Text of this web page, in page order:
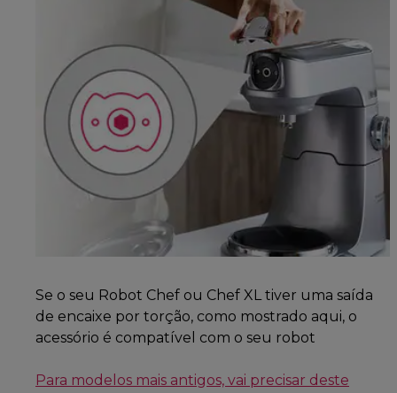
Se o seu Robot Chef ou Chef XL tiver uma saída
de encaixe por torção, como mostrado aqui, o
acessório é compatível com o seu robot
Para modelos mais antigos, vai precisar deste